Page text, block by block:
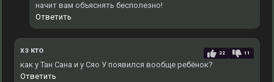
начит вам объяснять бесполезно!
Ответить
хз кто 22 11
как у Тан Сана и у Сяо У появился вообще ребёнок?
Ответить